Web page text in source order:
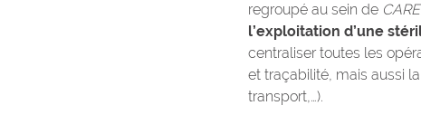
regroupé au sein de
l’exploitation d’une
centraliser toutes les
et traçabilité, mais aussi
transport,…).